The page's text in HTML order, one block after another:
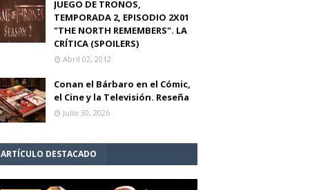
JUEGO DE TRONOS,
TEMPORADA 2, EPISODIO 2X01
"THE NORTH REMEMBERS". LA
CRÍTICA (SPOILERS)
Abril 02, 2012
Conan el Bárbaro en el Cómic,
el Cine y la Televisión. Reseña
Julio 30, 2026
ARTÍCULO DESTACADO